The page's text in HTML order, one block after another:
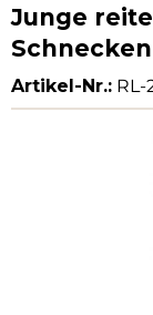
Junge
Artikel-Nr.: RL-